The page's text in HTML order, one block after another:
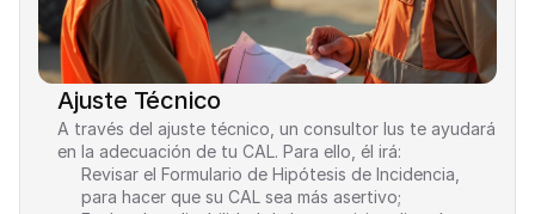
Apilado Drenado y Cierre de Pilas:
aspectos regulatorios, gobernanza y
desafíos ESG
05/08/2025 a las 14:30
EVENTO EN VIVO Y GRATUITO
Especialistas con experiencia
Ajuste Técnico
A través del ajuste técnico, un consultor Ius te ayudará
en la adecuación de tu CAL. Para ello, él irá:
Revisar el Formulario de Hipótesis de Incidencia,
para hacer que su CAL sea más asertivo;